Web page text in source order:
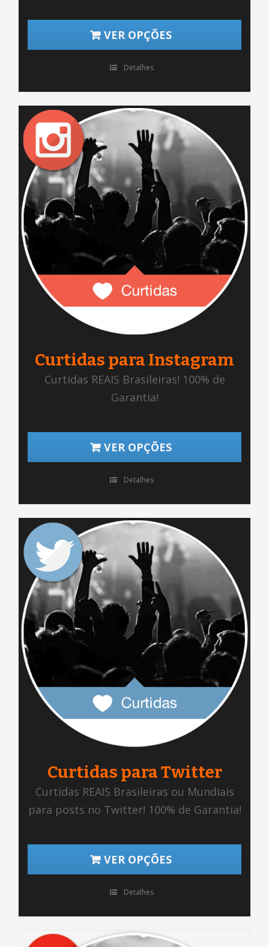
VER OPÇÕES
Detalhes
Curtidas para Instagram
Curtidas REAIS Brasileiras! 100% de
Garantia!
VER OPÇÕES
Detalhes
Curtidas para Twitter
Curtidas REAIS Brasileiras ou Mundiais
para posts no Twitter! 100% de Garantia!
VER OPÇÕES
Detalhes